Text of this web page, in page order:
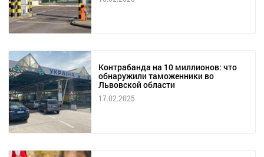
Контрабанда на 10 миллионов: что
обнаружили таможенники во
Львовской области
17.02.2025